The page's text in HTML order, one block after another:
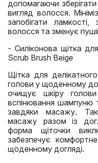
допомагаючи
вигляд волосся.
запобігати ламкості,
волосся та зменує
- Силіконова щітка
Scrub Brush Beige
Щітка для
голови у щоденному
очищує шкіру
вспінювання шампуню
завдяки масажу.
масажу разом із
форма щіточки
забезпечує
щоденному догляді.